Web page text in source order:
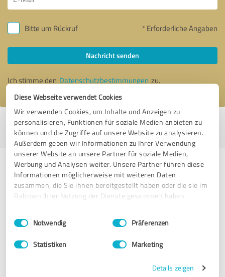
Diese Webseite verwendet Cookies
Wir verwenden Cookies, um Inhalte und Anzeigen zu
personalisieren, Funktionen für soziale Medien anbieten zu
können und die Zugriffe auf unsere Website zu analysieren.
Außerdem geben wir Informationen zu Ihrer Verwendung
unserer Website an unsere Partner für soziale Medien,
Werbung und Analysen weiter. Unsere Partner führen diese
Informationen möglicherweise mit weiteren Daten
zusammen, die Sie ihnen bereitgestellt haben oder die sie im
Rahmen Ihrer Nutzung der Dienste gesammelt haben.
Impressum Datenschutzbestimmungen
Einwilligungsauswahl
Notwendig Präferenzen
Statistiken Marketing
Details zeigen
Bitte um Rückruf * Erforderliche Angaben
Nachricht senden
Ich stimme den Datenschutzbestimmungen zu.
Profil aktiv seit 04.02.2022 |Letzte Aktualisierung: 03.08.2026|Profil
melden
Erfahrungen zu weiteren
Anbietern aus dem Bereich Online
Marketing
Ewerle GmbH